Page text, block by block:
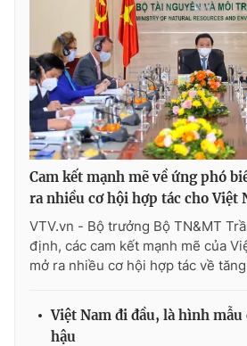
® Cấm sao chép dưới mọi hình thức
thuận bằng văn bản. Ghi rõ nguồn
thông tin từ website này.
Cam kết mạnh mẽ về ứng phó
ra nhiều cơ hội hợp tác cho Việt
VTV.vn - Bộ trưởng Bộ TN&MT
định, các cam kết mạnh mẽ của
mở ra nhiều cơ hội hợp tác về
Việt Nam đi đầu, là hình
hậu